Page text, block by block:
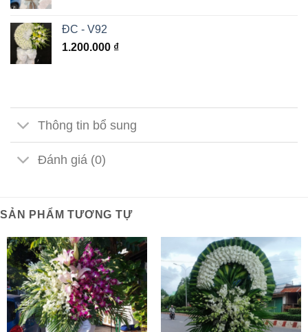
ĐC - V92
1.200.000 ₫
Thông tin bổ sung
Đánh giá (0)
SẢN PHẨM TƯƠNG TỰ